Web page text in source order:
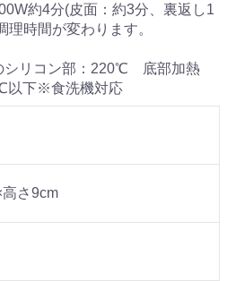
約4分(皮面：約3分、裏返し1
時間が変わります。
シリコン部：220℃ 底部加熱
以下※食洗機対応
高さ9cm